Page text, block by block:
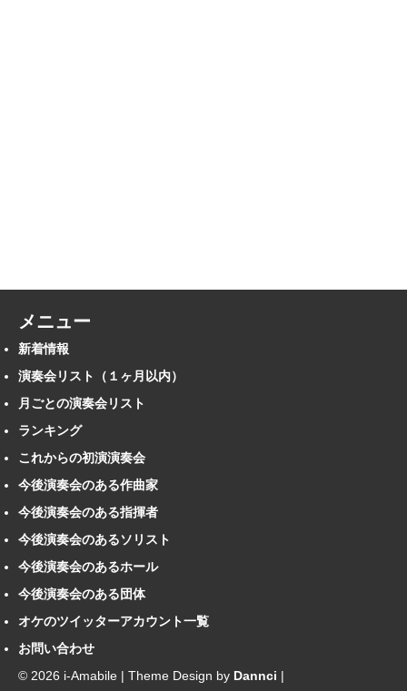
メニュー
新着情報
演奏会リスト（１ヶ月以内）
月ごとの演奏会リスト
ランキング
これからの初演演奏会
今後演奏会のある作曲家
今後演奏会のある指揮者
今後演奏会のあるソリスト
今後演奏会のあるホール
今後演奏会のある団体
オケのツイッターアカウント一覧
お問い合わせ
© 2026 i-Amabile | Theme Design by Dannci |